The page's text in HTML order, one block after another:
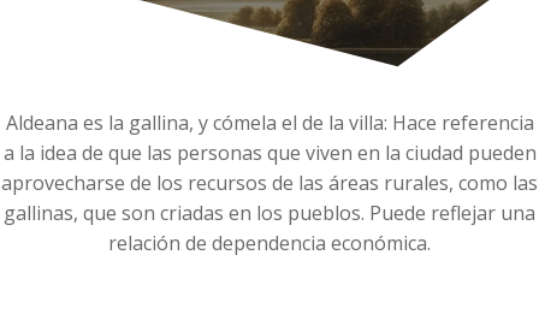
Aldeana es la gallina, y cómela el de la villa: Hace referencia
a la idea de que las personas que viven en la ciudad pueden
aprovecharse de los recursos de las áreas rurales, como las
gallinas, que son criadas en los pueblos. Puede reflejar una
relación de dependencia económica.